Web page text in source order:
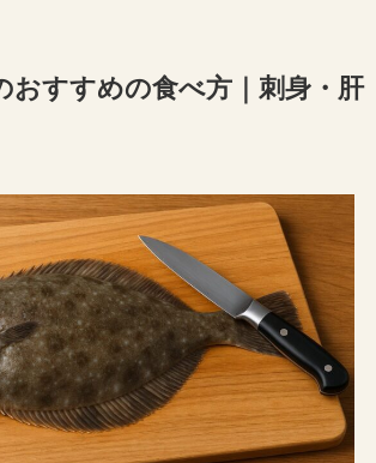
おすすめの食べ方｜刺身・肝